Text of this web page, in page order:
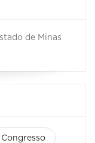
de Minas
Congresso